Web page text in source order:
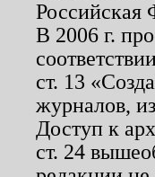
Российская
В 2006 г.
ст. 13
журналов,
Доступ к
ст. 24